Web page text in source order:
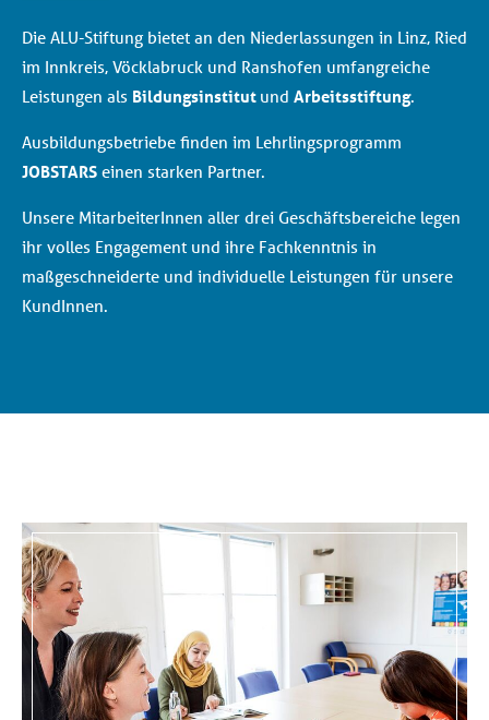
Die ALU-Stiftung bietet an den Niederlassungen in Linz, Ried
im Innkreis, Vöcklabruck und Ranshofen umfangreiche
Leistungen als Bildungsinstitut und Arbeitsstiftung.
Ausbildungsbetriebe finden im Lehrlingsprogramm
JOBSTARS einen starken Partner.
Unsere MitarbeiterInnen aller drei Geschäftsbereiche legen
ihr volles Engagement und ihre Fachkenntnis in
maßgeschneiderte und individuelle Leistungen für unsere
KundInnen.